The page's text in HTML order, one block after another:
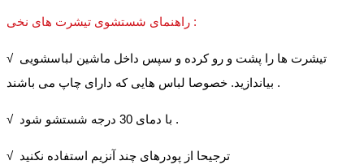
راهنمای شستشوی تیشرت های نخی :
√ تیشرت ها را پشت و رو کرده و سپس داخل ماشین لباسشویی
بیاندازید. خصوصا لباس هایی که دارای چاپ می باشند .
√ با دمای 30 درجه شستشو شود .